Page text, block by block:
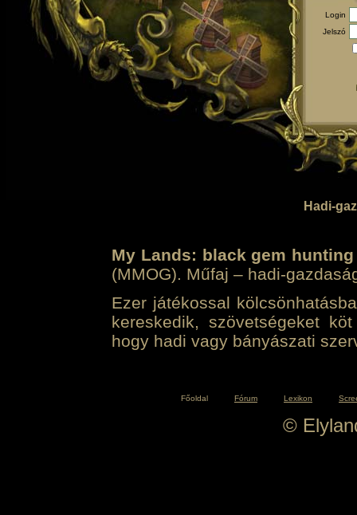
Login
Jelszó
Hadi-
My Lands: black gem hunting
(MMOG). Műfaj – hadi-
Ezer játékossal
kereskedik, szövetségeket
hogy hadi vagy bányászati
Főoldal Fórum Lexikon
©